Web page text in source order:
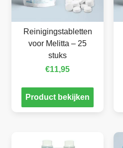
Reinigingstabletten
voor Melitta – 25
stuks
€11,95
Product bekijken